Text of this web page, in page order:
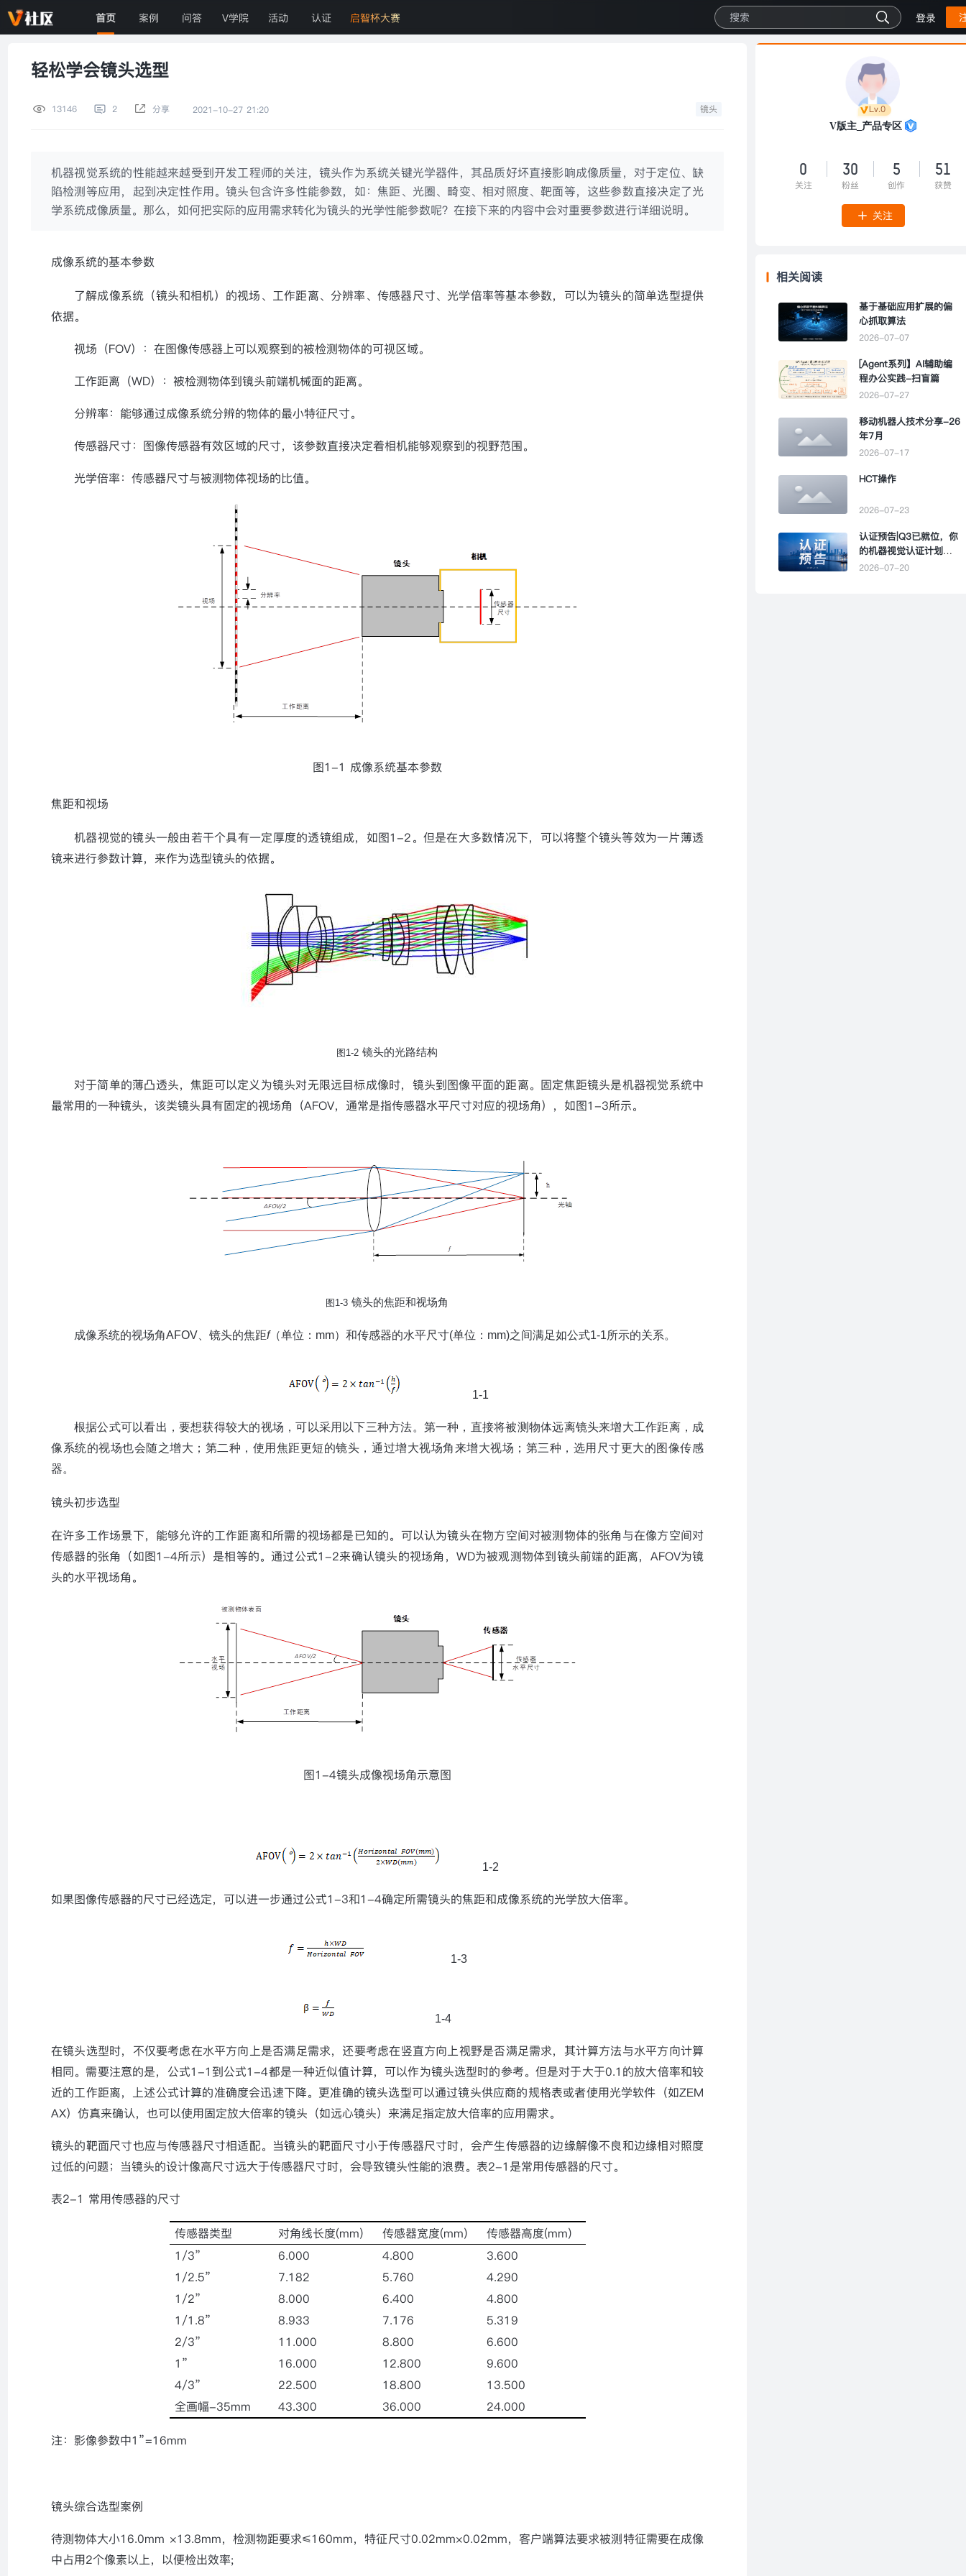
首页 案例 问答 V学院 活动 认证 启智杯大赛 登录
轻松学会镜头选型
13146 2 分享 2021-10-27 21:20 镜头
机器视觉系统的性能越来越受到开发工程师的关注，镜头作为系统关键光学器件，其品质好坏直接影响成像质量，对于定位、缺
陷检测等应用，起到决定性作用。镜头包含许多性能参数，如：焦距、光圈、畸变、相对照度、靶面等，这些参数直接决定了光
学系统成像质量。那么，如何把实际的应用需求转化为镜头的光学性能参数呢？在接下来的内容中会对重要参数进行详细说明。
成像系统的基本参数
了解成像系统（镜头和相机）的视场、工作距离、分辨率、传感器尺寸、光学倍率等基本参数，可以为镜头的简单选型提供
依据。
视场（FOV）：在图像传感器上可以观察到的被检测物体的可视区域。
工作距离（WD）：被检测物体到镜头前端机械面的距离。
分辨率：能够通过成像系统分辨的物体的最小特征尺寸。
传感器尺寸：图像传感器有效区域的尺寸，该参数直接决定着相机能够观察到的视野范围。
光学倍率：传感器尺寸与被测物体视场的比值。
图1-1 成像系统基本参数
焦距和视场
机器视觉的镜头一般由若干个具有一定厚度的透镜组成，如图1-2。但是在大多数情况下，可以将整个镜头等效为一片薄透
镜来进行参数计算，来作为选型镜头的依据。
图 1-2 镜头的光路结构
对于简单的薄凸透头，焦距可以定义为镜头对无限远目标成像时，镜头到图像平面的距离。固定焦距镜头是机器视觉系统中
最常用的一种镜头，该类镜头具有固定的视场角（AFOV，通常是指传感器水平尺寸对应的视场角），如图1-3所示。
图 1-3 镜头的焦距和视场角
成像系统的视场角AFOV 、镜头的焦距f（单位 ： mm）和传感器的水平尺寸(单位： mm)之间满足如公式1-1所示的关系。
1-1
根据公式可以看出，要想获得较大的视场，可以采用以下三种方法。第一种，直接将被测物体远离镜头来增大工作距离，成
像系统的视场也会随之增大；第二种，使用焦距更短的镜头，通过增大视场角来增大视场；第三种，选用尺寸更大的图像传感
器。
镜头初步选型
在许多工作场景下，能够允许的工作距离和所需的视场都是已知的。可以认为镜头在物方空间对被测物体的张角与在像方空间对
传感器的张角（如图1-4所示）是相等的。通过公式1-2来确认镜头的视场角， WD为被观测物体到镜头前端的距离， AFOV为镜
头的水平视场角。
图1-4镜头成像视场角示意图
1-2
如果图像传感器的尺寸已经选定，可以进一步通过公式1-3和1-4确定所需镜头的焦距和成像系统的光学放大倍率。
1-3
1-4
在镜头选型时，不仅要考虑在水平方向上是否满足需求，还要考虑在竖直方向上视野是否满足需求，其计算方法与水平方向计算
相同。需要注意的是，公式1-1 到公式1-4都是一种近似值计算，可以作为镜头选型时的参考。但是对于大于0.1 的放大倍率和较
近的工作距离，上述公式计算的准确度会迅速下降。更准确的镜头选型可以通过镜头供应商的规格表或者使用光学软件（如ZEM
AX）仿真来确认，也可以使用固定放大倍率的镜头（如远心镜头）来满足指定放大倍率的应用需求。
镜头的靶面尺寸也应与传感器尺寸相适配。当镜头的靶面尺寸小于传感器尺寸时，会产生传感器的边缘解像不良和边缘相对照度
过低的问题；当镜头的设计像高尺寸远大于传感器尺寸时，会导致镜头性能的浪费。表2-1 是常用传感器的尺寸。
表2-1 常用传感器的尺寸
传感器类型 对角线长度(mm) 传感器宽度(mm) 传感器高度(mm)
1/3”
6.000 4.800
3.600
1/2.5”
7.182 5.760
4.290
1/2”
8.000 6.400
4.800
1/1.8”
8.933 7.176
5.319
2/3”
11.000 8.800
6.600
1”
16.000 12.800
9.600
4/3”
22.500 18.800
13.500
全画幅-35mm 43.300 36.000 24.000
注：影像参数中1”=16mm
镜头综合选型案例
待测物体大小16.0mm ×13.8mm，检测物距要求≤160mm，特征尺寸0.02mm×0.02mm，客户端算法要求被测特征需要在成像
中占用2个像素以上，以便检出效率;
Lv.0
V版主_产品专区
0
关注
30
粉丝
5
创作
51
获赞
关注
相关阅读
基于基础应用扩展的偏
心抓取算法
2026-07-07
[Agent系列】AI辅助编
程办公实践-扫盲篇
2026-07-27
移动机器人技术分享-26
年7月
2026-07-17
HCT操作
2026-07-23
认证预告|Q3已就位，你
的机器视觉认证计划该
提上日程了
2026-07-20